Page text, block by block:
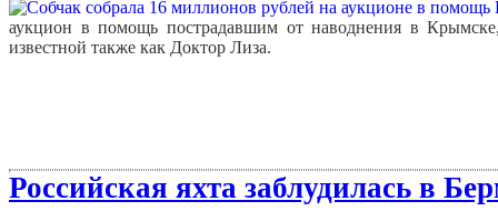
аукцион в помощь пострадавшим от наводнения в
известной также как Доктор Лиза.
Российская яхта заблудилась в